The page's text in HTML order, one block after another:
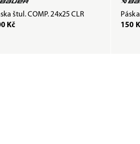
štul. COMP. 24x25 CLR
Kč
150